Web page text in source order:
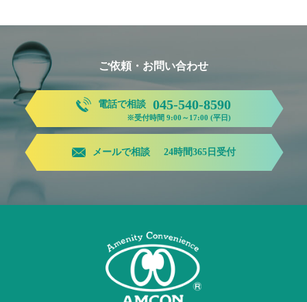
ご依頼・お問い合わせ
電話で相談 045-540-8590
※受付時間 9:00～17:00 (平日)
メールで相談 24時間365日受付